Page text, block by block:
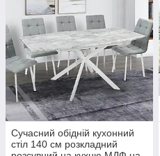
Сучасний обідній кухонний
стіл 140 см розкладний